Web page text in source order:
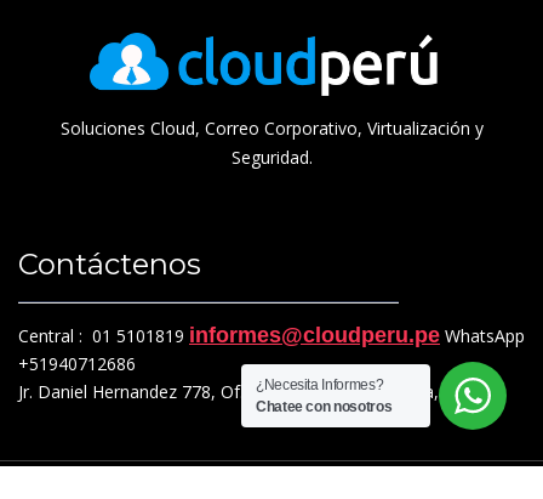
Soluciones Cloud, Correo Corporativo, Virtualización y
Seguridad.
Contáctenos
Central : 01 5101819 informes@cloudperu.pe WhatsApp
+51940712686
Jr. Daniel Hernandez 778, Of. 201, Pueblo Libre, Lima, Perú
¿Necesita Informes?
Chatee con nosotros